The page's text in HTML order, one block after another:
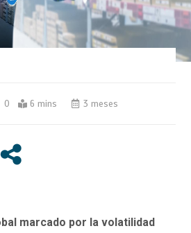
0 6 mins 3 meses
marcado por la volatilidad